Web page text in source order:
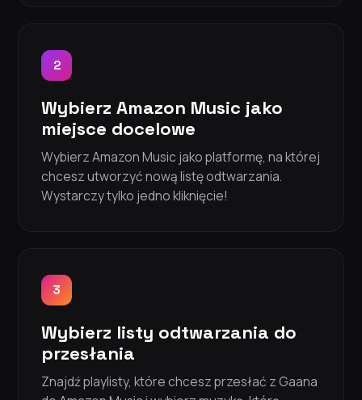
2
Wybierz Amazon Music jako
miejsce docelowe
Wybierz Amazon Music jako platformę, na której
chcesz utworzyć nową listę odtwarzania.
Wystarczy tylko jedno kliknięcie!
3
Wybierz listy odtwarzania do
przesłania
Znajdź playlisty, które chcesz przesłać z Gaana